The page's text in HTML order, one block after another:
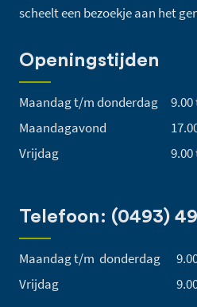
scheelt een bezoekje aan het
Openingstijden
Maandag t/m donderdag
Maandagavond
Vrijdag
Telefoon: (0493)
Maandag t/m donderdag
Vrijdag